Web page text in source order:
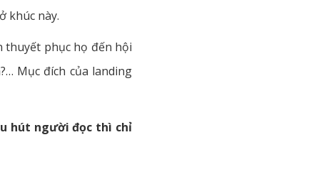
khúc này.
thuyết phục họ đến hội
Mục đích của landing
hút người đọc thì chỉ